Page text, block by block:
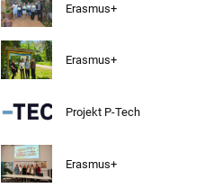
Erasmus+
Erasmus+
Projekt P-Tech
Erasmus+